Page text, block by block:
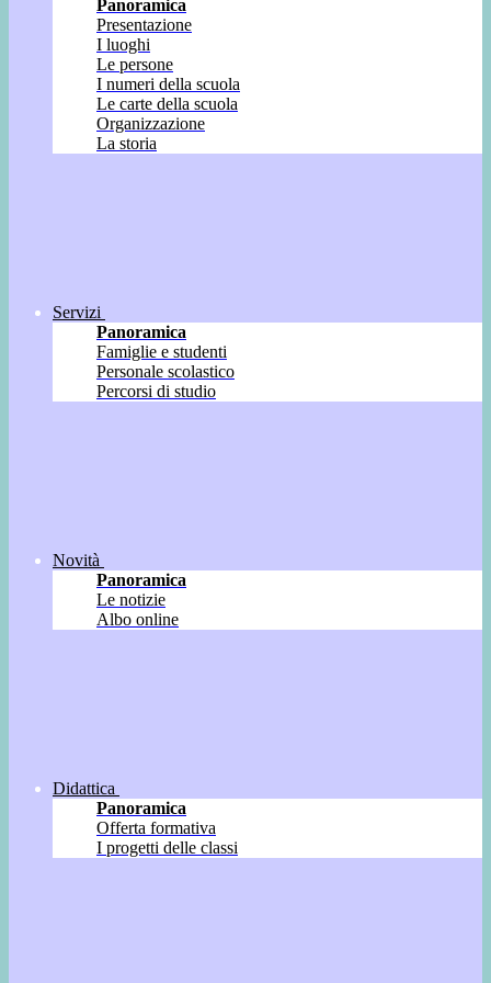
Panoramica
Presentazione
I luoghi
Le persone
I numeri della scuola
Le carte della scuola
Organizzazione
La storia
Servizi
Panoramica
Famiglie e studenti
Personale scolastico
Percorsi di studio
Novità
Panoramica
Le notizie
Albo online
Didattica
Panoramica
Offerta formativa
I progetti delle classi